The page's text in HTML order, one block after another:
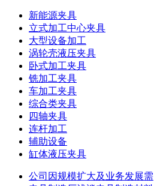
新能源夹具
立式加工中心夹具
大型设备加工
涡轮壳液压夹具
卧式加工夹具
铣加工夹具
车加工夹具
综合类夹具
四轴夹具
连杆加工
辅助设备
缸体液压夹具
公司因规模扩大及业务发展需